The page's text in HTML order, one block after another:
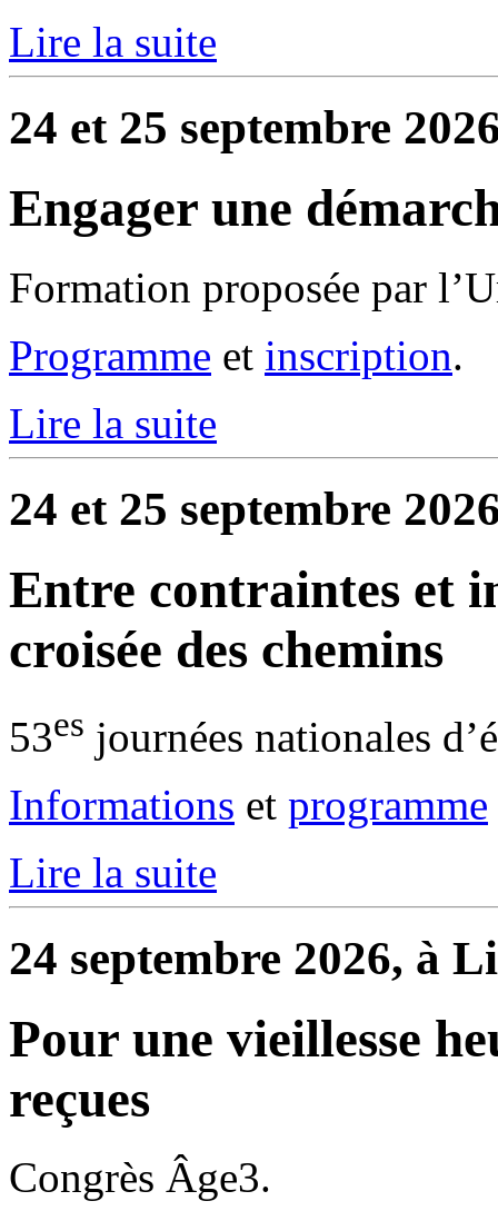
Lire la suite
24 et 25 septembre
Engager une
Formation proposée par
Programme et inscription.
Lire la suite
24 et 25 septembre
Entre contraintes et
croisée des chemins
53es journées nationales
Informations et programme
Lire la suite
24 septembre 2026, à
Pour une vieillesse
reçues
Congrès Âge3.